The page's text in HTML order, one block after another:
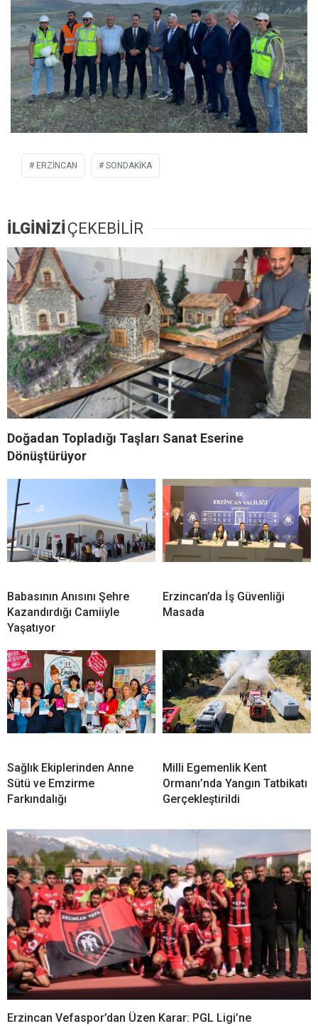
ERZINCAN SONDAKIKA
İLGİNİZİÇEKEBİLİR
Doğadan Topladığı Taşları Sanat Eserine
Dönüştürüyor
Babasının Anısını Şehre
Kazandırdığı Camiiyle
Yaşatıyor
Erzincan’da İş Güvenliği
Masada
Sağlık Ekiplerinden Anne
Sütü ve Emzirme
Farkındalığı
Milli Egemenlik Kent
Ormanı’nda Yangın Tatbikatı
Gerçekleştirildi
Erzincan Vefaspor’dan Üzen Karar: PGL Ligi’ne